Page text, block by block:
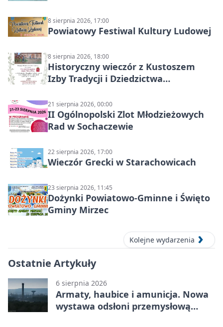
8 sierpnia 2026, 17:00
Powiatowy Festiwal Kultury Ludowej
8 sierpnia 2026, 18:00
Historyczny wieczór z Kustoszem
Izby Tradycji i Dziedzictwa
Gęburą
21 sierpnia 2026, 00:00
II Ogólnopolski Zlot Młodzieżowych
Rad w Sochaczewie
22 sierpnia 2026, 17:00
Wieczór Grecki w Starachowicach
23 sierpnia 2026, 11:45
Dożynki Powiatowo-Gminne i Święto
Gminy Mirzec
Kolejne wydarzenia
Ostatnie Artykuły
6 sierpnia 2026
Armaty, haubice i amunicja. Nowa
wystawa odsłoni przemysłową